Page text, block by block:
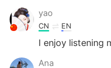
yao
CN EN
I enjoy listening
Ana